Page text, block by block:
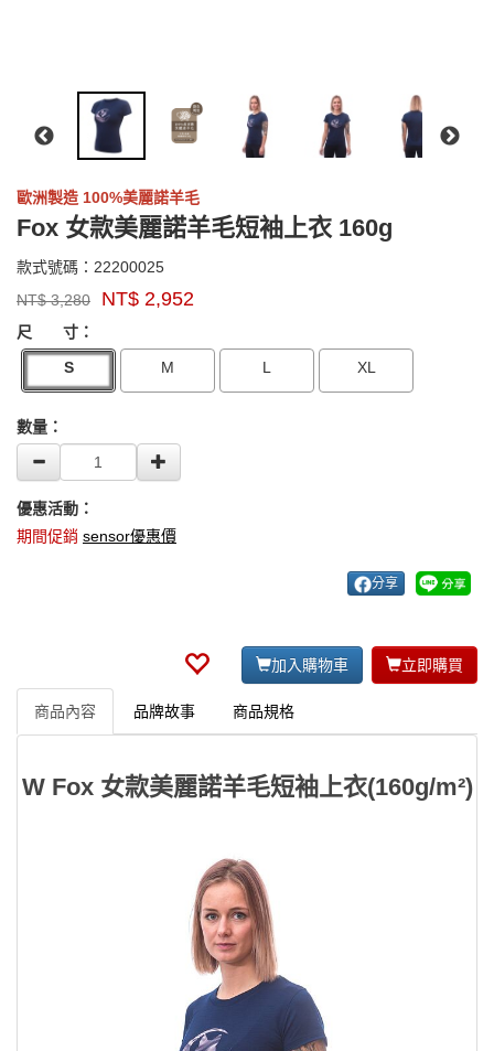
歐洲製造 100%美麗諾羊毛
Fox 女款美麗諾羊毛短袖上衣 160g
款式號碼： 2220002522200025
牌：
sensor
NT$3,280 NT$ 2,952
GOODS000000000000004215053
尺 寸：
S
M L XL
數量：
優惠活動：
期間促銷 sensor優惠價
分享
加入購物車 立即購買
商品內容 品牌故事 商品規格
W Fox 女款美麗諾羊毛短袖上衣(160g/m²)